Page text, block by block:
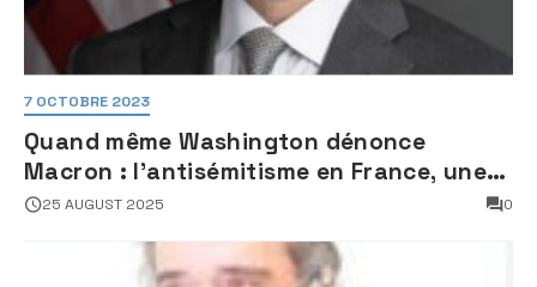
7 OCTOBRE 2023
Quand même Washington dénonce
Macron : l’antisémitisme en France, une
faillite d’État
25 AUGUST 2025 0